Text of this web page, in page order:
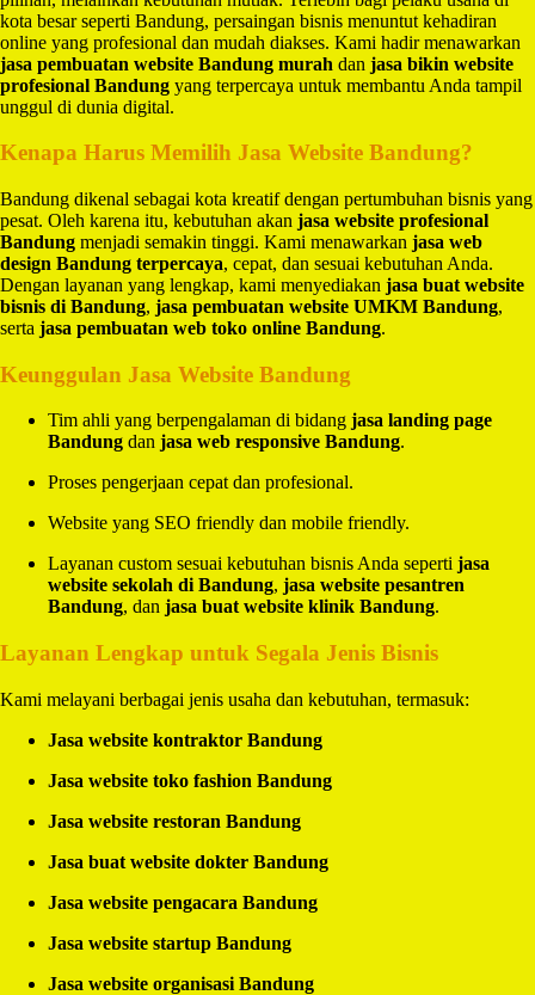
kota besar seperti Bandung, persaingan bisnis menuntut kehadiran
online yang profesional dan mudah diakses. Kami hadir menawarkan
jasa pembuatan website Bandung murah dan jasa bikin website
profesional Bandung yang terpercaya untuk membantu Anda tampil
unggul di dunia digital.
Kenapa Harus Memilih Jasa Website Bandung?
Bandung dikenal sebagai kota kreatif dengan pertumbuhan bisnis yang
pesat. Oleh karena itu, kebutuhan akan jasa website profesional
Bandung menjadi semakin tinggi. Kami menawarkan jasa web
design Bandung terpercaya, cepat, dan sesuai kebutuhan Anda.
Dengan layanan yang lengkap, kami menyediakan jasa buat website
bisnis di Bandung, jasa pembuatan website UMKM Bandung,
serta jasa pembuatan web toko online Bandung.
Keunggulan Jasa Website Bandung
Tim ahli yang berpengalaman di bidang jasa landing page
Bandung dan jasa web responsive Bandung.
Proses pengerjaan cepat dan profesional.
Website yang SEO friendly dan mobile friendly.
Layanan custom sesuai kebutuhan bisnis Anda seperti jasa
website sekolah di Bandung, jasa website pesantren
Bandung, dan jasa buat website klinik Bandung.
Layanan Lengkap untuk Segala Jenis Bisnis
Kami melayani berbagai jenis usaha dan kebutuhan, termasuk:
Jasa website kontraktor Bandung
Jasa website toko fashion Bandung
Jasa website restoran Bandung
Jasa buat website dokter Bandung
Jasa website pengacara Bandung
Jasa website startup Bandung
Jasa website organisasi Bandung